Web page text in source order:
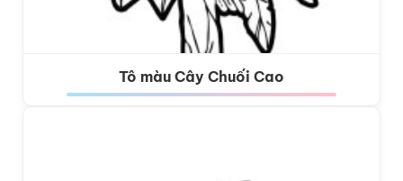
Tô màu Cây Chuối Cao